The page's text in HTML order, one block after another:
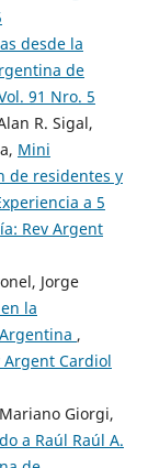
desde la
de
91 Nro. 5
R. Sigal,
Mini
de residentes y
a 5
Rev Argent
Jorge
la
,
Argent Cardiol
Giorgi,
a Raúl Raúl A.